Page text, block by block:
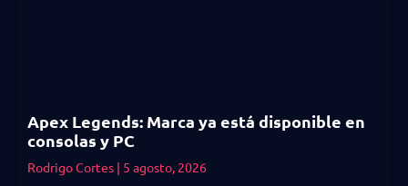
Apex Legends: Marca ya está disponible en
consolas y PC
Rodrigo Cortes 5 agosto, 2026